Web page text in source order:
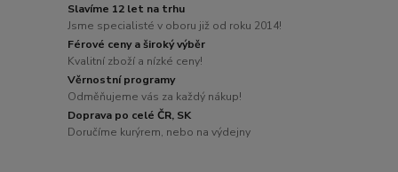
Slavíme 12 let na trhu
Jsme specialisté v oboru již od roku 2014!
Férové ceny a široký výběr
Kvalitní zboží a nízké ceny!
Věrnostní programy
Odměňujeme vás za každý nákup!
Doprava po celé ČR, SK
Doručíme kurýrem, nebo na výdejny